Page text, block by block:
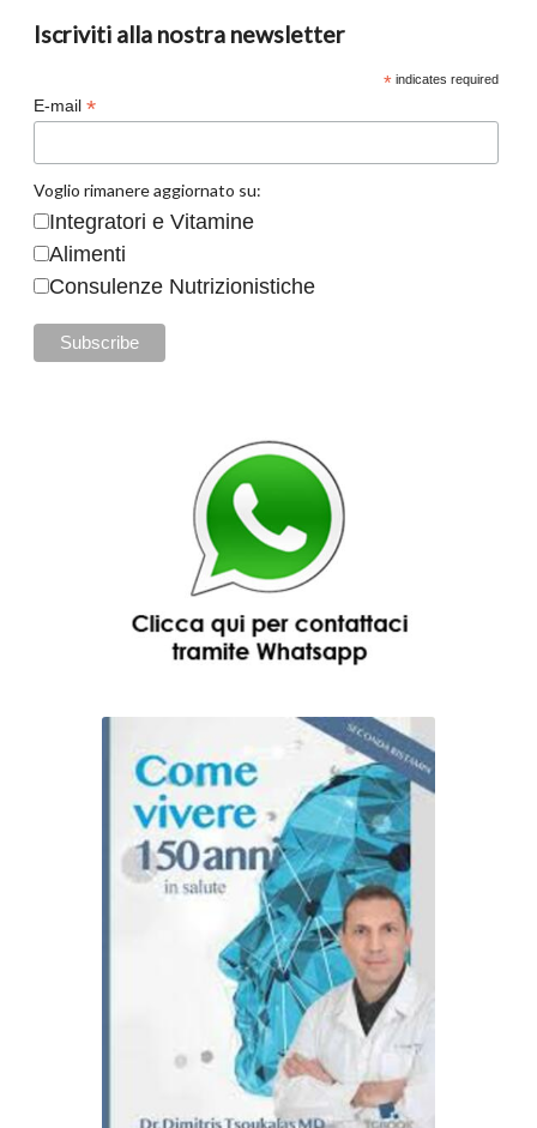
Iscriviti alla nostra newsletter
* indicates required
E-mail *
Voglio rimanere aggiornato su:
Integratori e Vitamine
Alimenti
Consulenze Nutrizionistiche